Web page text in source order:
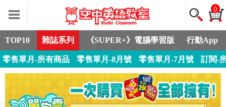
0
TOP10 雜誌系列 《SUPER+》電腦學習版 行動App
零售單月-所有商品 零售單月-8月號 零售單月-7月號 訂閱-